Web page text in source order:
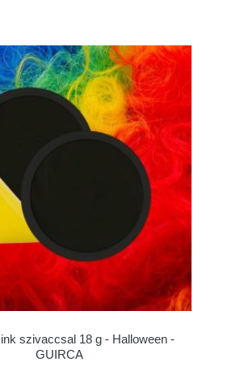
szivaccsal 18 g - Halloween -
GUIRCA